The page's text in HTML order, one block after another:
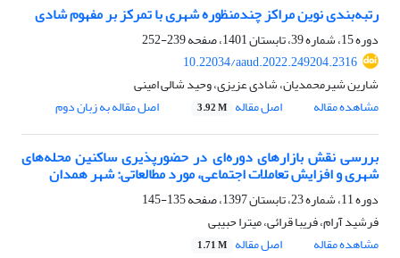
رتبه‌‌بندی نوین مراکز چندمنظوره شهری با تمرکز بر مفهوم شادی
دوره 15، شماره 39، تابستان 1401، صفحه
239-252
10.22034/aaud.2022.249204.2316
شارین شیرمحمدیان، شادی عزیزی، وحید شالی امینی
مشاهده مقاله
اصل مقاله 3.92 M اصل مقاله به زبان دوم
بررسی نقش بازارهای دوره‌‌ای در حضورپذیری ساکنین محله‌های
شهری و افزایش تعاملات اجتماعی، مورد مطالعاتی: شهر همدان
دوره 11، شماره 23، تابستان 1397، صفحه
135-145
فرشید آرام، فریبا قرائی، میترا حبیبی
مشاهده مقاله
اصل مقاله 1.71 M